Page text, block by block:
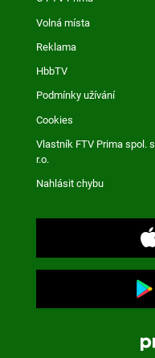
Volná místa
Reklama
HbbTV
Podmínky užívání
Cookies
Vlastník FTV Prima spol. s
r.o.
Nahlásit chybu